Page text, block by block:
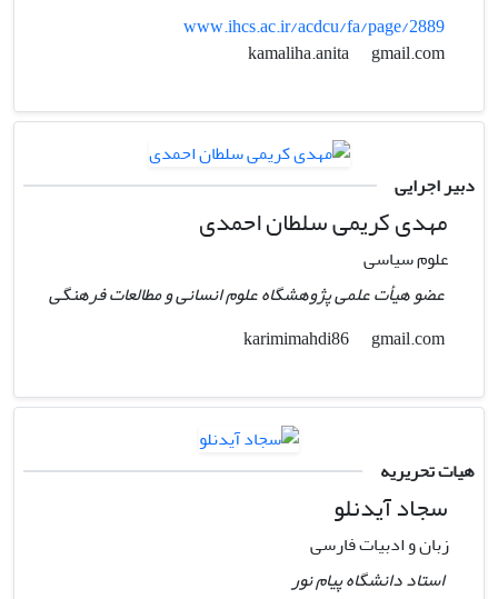
www.ihcs.ac.ir/acdcu/fa/page/2889
gmail.com
دبیر اجرایی
مهدی کریمی سلطان احمدی
علوم سیاسی
عضو هیأت علمی پژوهشگاه علوم انسانی و مطالعات فرهنگی
gmail.com
هیات تحریریه
سجاد آیدنلو
زبان و ادبیات فارسی
استاد دانشگاه پیام نور